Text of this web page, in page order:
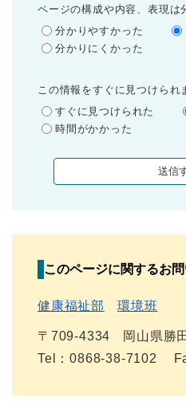
ページの構成や内容、表現は
分かりやすかった
分かりにくかった
この情報をすぐに見つけられ
すぐに見つけられた
時間がかかった
このページに関するお
健康福祉部 環境班
〒709-4334
岡山県勝
Tel：0868-38-7102